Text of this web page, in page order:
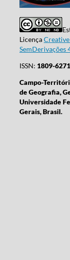
Licença
SemDerivações
ISSN: 1809-
Campo-
de Geografia,
Universidade
Gerais, Brasil.